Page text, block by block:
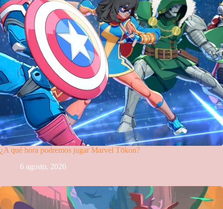
¿A qué hora podremos jugar Marvel Tōkon?
6 agosto, 2026